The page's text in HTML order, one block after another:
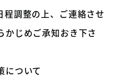
程調整の上、ご連絡させ
かじめご承知おき下さ
について